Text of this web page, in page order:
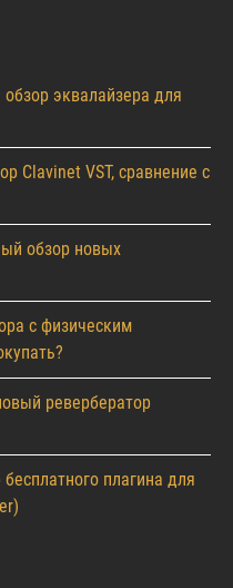
эквалайзера для
Clavinet VST, сравнение с
обзор новых
с физическим
ревербератор
плагина для